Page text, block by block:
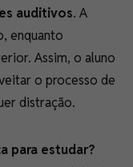
auditivos. A
enquanto
Assim, o aluno
o processo de
distração.
para estudar?